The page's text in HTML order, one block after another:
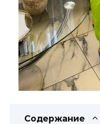
Содержание